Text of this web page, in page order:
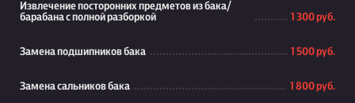
Извлечение посторонних предметов из бака/
барабана с полной разборкой
1 300 руб.
Замена подшипников бака 1 500 руб.
Замена сальников бака 1 800 руб.